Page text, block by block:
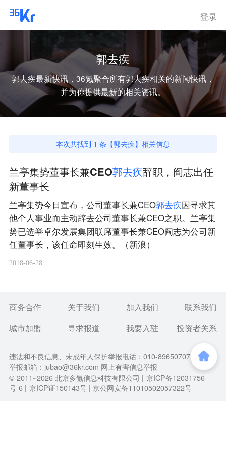
登录
郭去疾
郭去疾最新快讯，36氪聚合所有郭去疾相关的新闻快讯，
并为你提供最新的相关资讯。
本次共找到 1 条【郭去疾】相关信息
兰亭集势董事长兼CEO郭去疾辞职，阎志出任
新董事长
兰亭集势今日宣布，公司董事长兼CEO郭去疾因寻求其
他个人事业而主动辞去公司董事长兼CEO之职。兰亭集
势已选举卓尔发展集团联席董事长兼CEO阎志为公司新
任董事长，该任命即刻生效。（新浪）
2018-06-28
商务合作 关于我们 加入我们
联系我们
城市加盟
寻求报道 我要入驻 投资者关系
违法和不良信息、未成年人保护举报电话：010-89650707
举报邮箱：jubao@36kr.com 网上有害信息举报
© 2011~2026北京多氪信息科技有限公司 | 京ICP备12031756
号-6 | 京ICP证150143号 | 京公网安备11010502057322号